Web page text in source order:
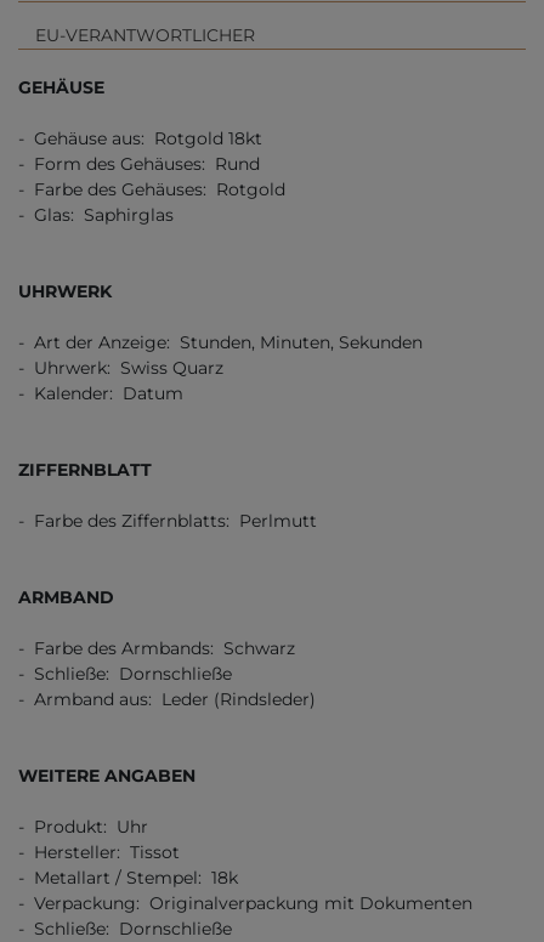
EU-VERANTWORTLICHER
GEHÄUSE
- Gehäuse aus: Rotgold 18kt
- Form des Gehäuses: Rund
- Farbe des Gehäuses: Rotgold
- Glas: Saphirglas
UHRWERK
- Art der Anzeige: Stunden, Minuten, Sekunden
- Uhrwerk: Swiss Quarz
- Kalender: Datum
ZIFFERNBLATT
- Farbe des Ziffernblatts: Perlmutt
ARMBAND
- Farbe des Armbands: Schwarz
- Schließe: Dornschließe
- Armband aus: Leder (Rindsleder)
WEITERE ANGABEN
- Produkt: Uhr
- Hersteller: Tissot
- Metallart / Stempel: 18k
- Verpackung: Originalverpackung mit Dokumenten
- Schließe: Dornschließe